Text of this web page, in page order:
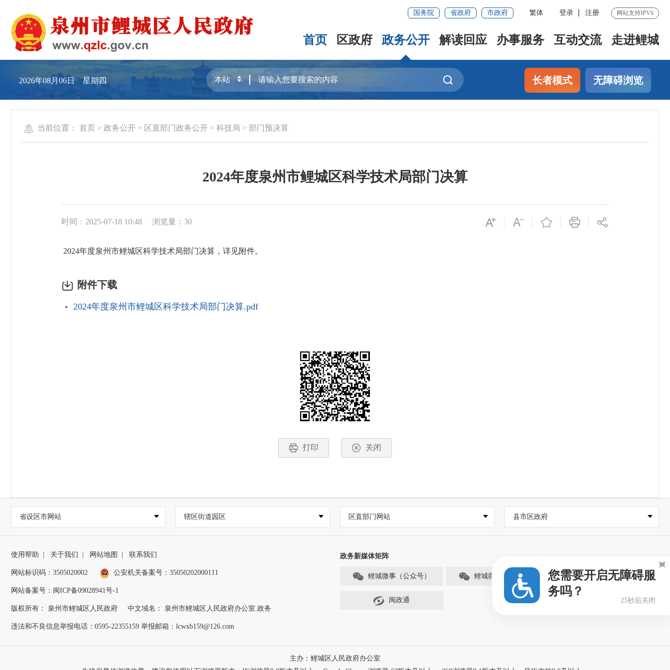
国务院 省政府 市政府 繁体 登录 注册 网站支持IPV6
首页 区政府 政务公开 解读回应 办事服务 互动交流 走进鲤城
2026年08月06日 星期四 长者模式 无障碍浏览
当前位置： 首页 > 政务公开 > 区直部门政务公开 > 科技局 > 部门预决算
2024年度泉州市鲤城区科学技术局部门决算
时间：2025-07-18 10:48 浏览量： 30
2024年度泉州市鲤城区科学技术局部门决算，详见附件。
附件下载
2024年度泉州市鲤城区科学技术局部门决算.pdf
打印 关闭
省设区市网站 辖区街道园区 区直部门网站 县市区政府
使用帮助 关于我们 网站地图 联系我们
网站标识码：3505020002 公安机关备案号：35050202000111
网站备案号：闽ICP备09028941号-1
版权所有： 泉州市鲤城区人民政府 中文域名： 泉州市鲤城区人民政府办公室.政务
违法和不良信息举报电话：0595-22355159 举报邮箱：lcwxb159@126.com
政务新媒体矩阵
鲤城微事（公众号） 鲤城微事（视频号）
闽政通
主办：鲤城区人民政府办公室
您需要开启无障碍服
务吗？
25秒后关闭
